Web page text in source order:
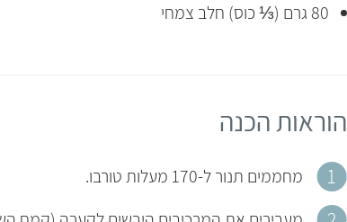
80 גרם (⅓ כוס) חלב צמחי
הוראות הכנה
מחממים תנור ל-170 מעלות טורבו.